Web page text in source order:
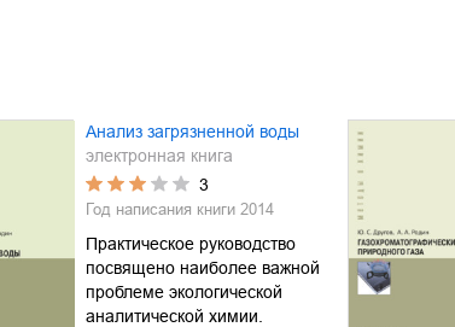
Анализ загрязненной воды
электронная книга
3
Год написания книги 2014
Практическое руководство
посвящено наиболее важной
проблеме экологической
аналитической химии.